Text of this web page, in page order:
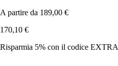
A partire da 189,00 €
170,10 €
Risparmia 5% con il codice EXTRA